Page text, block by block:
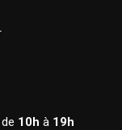
de 10h à 19h